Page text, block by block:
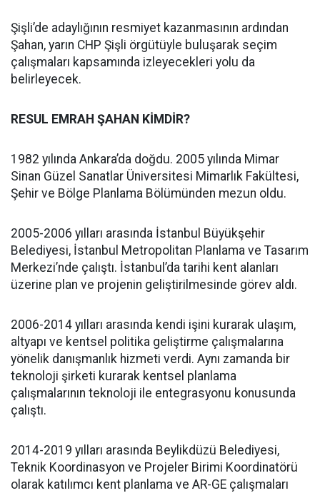
Şişli’de adaylığının resmiyet kazanmasının ardından
Şahan, yarın CHP Şişli örgütüyle buluşarak seçim
çalışmaları kapsamında izleyecekleri yolu da
belirleyecek.
RESUL EMRAH ŞAHAN KİMDİR?
1982 yılında Ankara’da doğdu. 2005 yılında Mimar
Sinan Güzel Sanatlar Üniversitesi Mimarlık Fakültesi,
Şehir ve Bölge Planlama Bölümünden mezun oldu.
2005-2006 yılları arasında İstanbul Büyükşehir
Belediyesi, İstanbul Metropolitan Planlama ve Tasarım
Merkezi’nde çalıştı. İstanbul’da tarihi kent alanları
üzerine plan ve projenin geliştirilmesinde görev aldı.
2006-2014 yılları arasında kendi işini kurarak ulaşım,
altyapı ve kentsel politika geliştirme çalışmalarına
yönelik danışmanlık hizmeti verdi. Aynı zamanda bir
teknoloji şirketi kurarak kentsel planlama
çalışmalarının teknoloji ile entegrasyonu konusunda
çalıştı.
2014-2019 yılları arasında Beylikdüzü Belediyesi,
Teknik Koordinasyon ve Projeler Birimi Koordinatörü
olarak katılımcı kent planlama ve AR-GE çalışmaları